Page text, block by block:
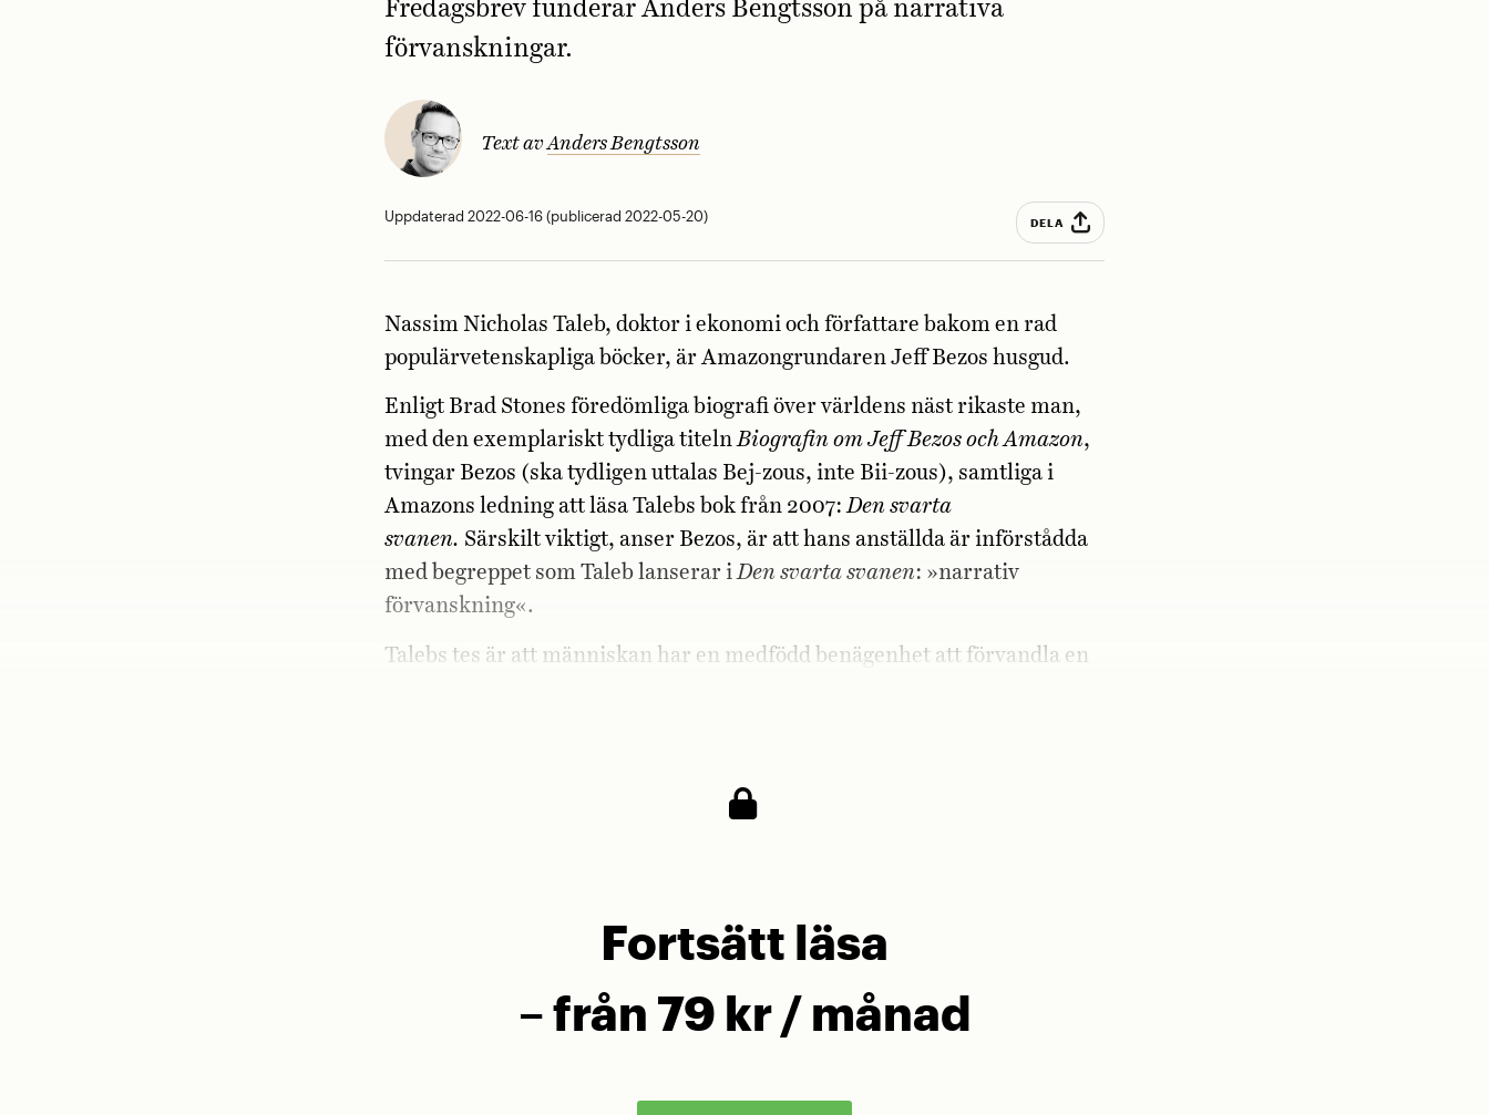
Fredagsbrev funderar Anders Bengtsson på narrativa
förvanskningar.
Text avAnders Bengtsson
Uppdaterad 2022-06-16 (publicerad 2022-05-20) DELA
Nassim Nicholas Taleb, doktor i ekonomi och författare bakom en rad
populärvetenskapliga böcker, är Amazongrundaren Jeff Bezos husgud.
Enligt Brad Stones föredömliga biografi över världens näst rikaste man,
med den exemplariskt tydliga titelnBiografin om Jeff Bezos och Amazon,
tvingar Bezos (ska tydligen uttalas Bej-zous, inte Bii-zous), samtliga i
Amazons ledning att läsa Talebs bok från 2007:Den svarta
svanen. Särskilt viktigt, anser Bezos, är att hans anställda är införstådda
med begreppet som Taleb lanserar iDen svarta svanen: »narrativ
förvanskning«.
Talebs tes är att människan har en medfödd benägenhet att förvandla en
Fortsätt läsa
– från 79 kr / månad